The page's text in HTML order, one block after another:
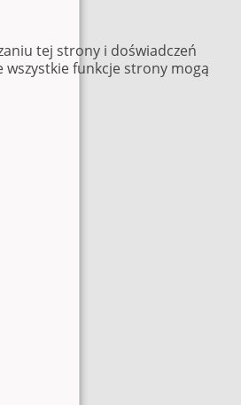
tej strony i doświadczeń
wszystkie funkcje strony mogą